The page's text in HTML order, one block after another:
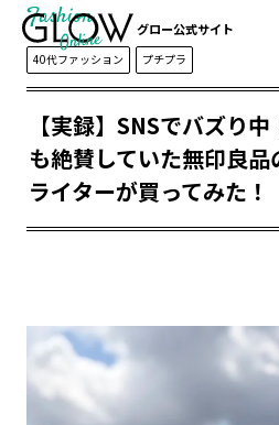
グロー公式サイト
Fashion
40代ファッション プチプラ
【実録】SNSでバズり
も絶賛していた無印良
ライターが買ってみた！